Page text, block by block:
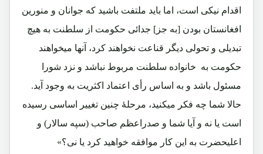
اقدام نیکی است، اما باید ملتفت باشید که جوانان و منورین
افغانستان بودن [به جز] جدائی حکومت از سلطنت به هیچ
تبدیلی و تحولی دیگر قناعت نخواهند کرد، آنها میخواهند
حکومت به خانواده سلطنت مربوط نباشد و نزد شورا
مسئول باشد و به اساس رأی اعتماد اکثریت به وجود آید.
حالا شما چه فکر میکنید، مرحلۀ چنین تغییر اساسی رسیده
است یا نه و آیا شما و صدراعظم صاحب (سپه سالار) و
اعلیحضرت به این کار موافقه خواهید کرد یا نی؟»